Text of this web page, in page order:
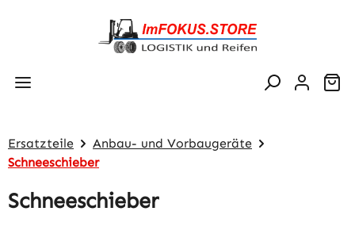
Zum Hauptinhalt springen
Ersatzteile
Anbau- und Vorbaugeräte
Schneeschieber
Schneeschieber